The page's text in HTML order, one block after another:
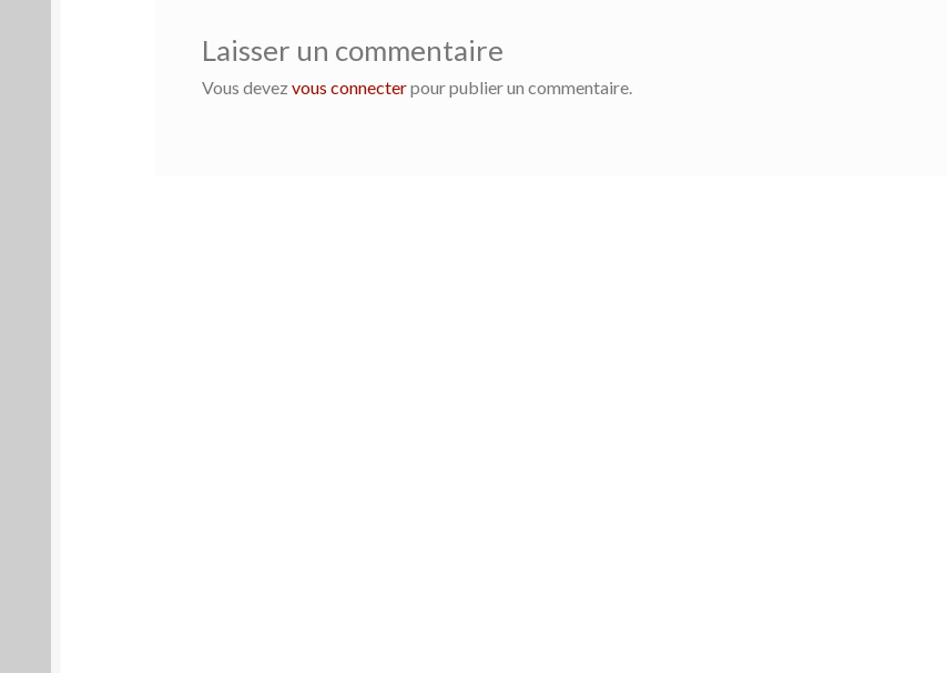
Laisser un commentaire
Vous devez vous connecterpour publier un commentaire.